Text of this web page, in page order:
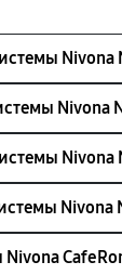
Nivona
Nivona
Nivona
Nivona